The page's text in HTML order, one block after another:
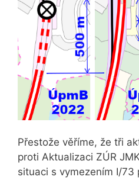
Přestože věříme, že tři
proti Aktualizaci ZÚR
situaci s vymezením I/73